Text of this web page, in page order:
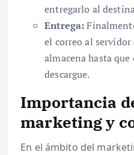
entregarlo al
Entrega:
el correo al
almacena hasta
descargue.
Importancia
marketing y
En el ámbito del